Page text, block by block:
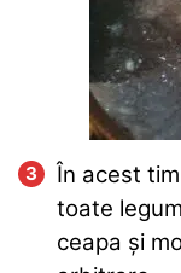
În acest
toate
ceapa și